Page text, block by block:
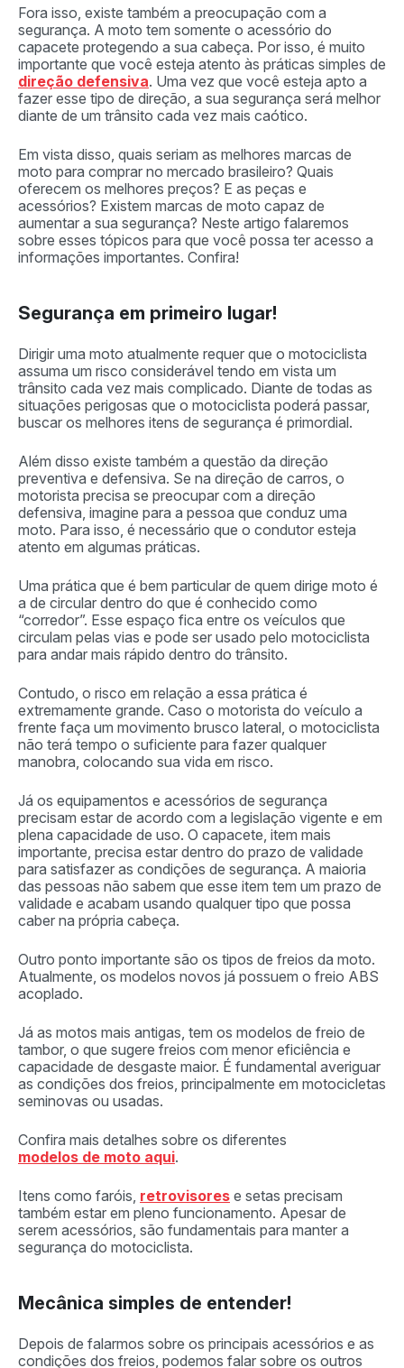
Fora isso, existe também a preocupação com a
segurança. A moto tem somente o acessório do
capacete protegendo a sua cabeça. Por isso, é muito
importante que você esteja atento às práticas simples de
direção defensiva. Uma vez que você esteja apto a
fazer esse tipo de direção, a sua segurança será melhor
diante de um trânsito cada vez mais caótico.
Em vista disso, quais seriam as melhores marcas de
moto para comprar no mercado brasileiro? Quais
oferecem os melhores preços? E as peças e
acessórios? Existem marcas de moto capaz de
aumentar a sua segurança? Neste artigo falaremos
sobre esses tópicos para que você possa ter acesso a
informações importantes. Confira!
Segurança em primeiro lugar!
Dirigir uma moto atualmente requer que o motociclista
assuma um risco considerável tendo em vista um
trânsito cada vez mais complicado. Diante de todas as
situações perigosas que o motociclista poderá passar,
buscar os melhores itens de segurança é primordial.
Além disso existe também a questão da direção
preventiva e defensiva. Se na direção de carros, o
motorista precisa se preocupar com a direção
defensiva, imagine para a pessoa que conduz uma
moto. Para isso, é necessário que o condutor esteja
atento em algumas práticas.
Uma prática que é bem particular de quem dirige moto é
a de circular dentro do que é conhecido como
“corredor”. Esse espaço fica entre os veículos que
circulam pelas vias e pode ser usado pelo motociclista
para andar mais rápido dentro do trânsito.
Contudo, o risco em relação a essa prática é
extremamente grande. Caso o motorista do veículo a
frente faça um movimento brusco lateral, o motociclista
não terá tempo o suficiente para fazer qualquer
manobra, colocando sua vida em risco.
Já os equipamentos e acessórios de segurança
precisam estar de acordo com a legislação vigente e em
plena capacidade de uso. O capacete, item mais
importante, precisa estar dentro do prazo de validade
para satisfazer as condições de segurança. A maioria
das pessoas não sabem que esse item tem um prazo de
validade e acabam usando qualquer tipo que possa
caber na própria cabeça.
Outro ponto importante são os tipos de freios da moto.
Atualmente, os modelos novos já possuem o freio ABS
acoplado.
Já as motos mais antigas, tem os modelos de freio de
tambor, o que sugere freios com menor eficiência e
capacidade de desgaste maior. É fundamental averiguar
as condições dos freios, principalmente em motocicletas
seminovas ou usadas.
Confira mais detalhes sobre os diferentes
modelos de moto aqui.
Itens como faróis, retrovisores e setas precisam
também estar em pleno funcionamento. Apesar de
serem acessórios, são fundamentais para manter a
segurança do motociclista.
Mecânica simples de entender!
Depois de falarmos sobre os principais acessórios e as
condições dos freios, podemos falar sobre os outros